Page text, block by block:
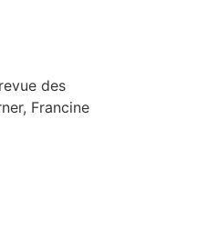
des
Francine